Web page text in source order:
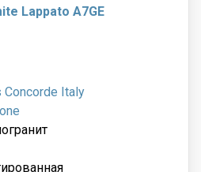
Lappato A7GE
Concorde Italy